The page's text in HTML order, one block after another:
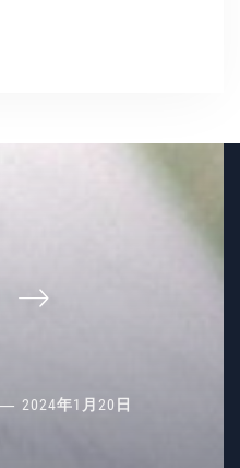
2024年1月20日